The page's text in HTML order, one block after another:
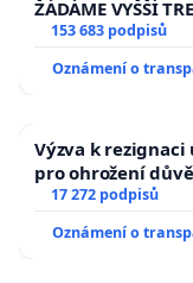
ŽÁDÁME VYŠŠÍ
153 683 podpisů
Oznámení o
Výzva k rezignaci
pro ohrožení
17 272 podpisů
Oznámení o